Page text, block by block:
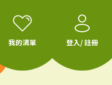
我的清單 登入/ 註冊